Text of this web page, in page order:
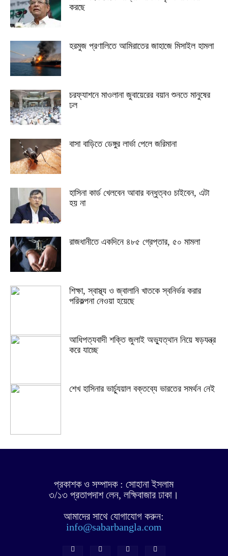
করছে
হরমুজ প্রণালিতে আমিরাতের জাহাজে মিসাইল হামলা
চরফ্যাশনে মাওলানা জুবায়েরের বয়ান শুনতে মানুষের
ঢল
বাসা বাড়িতে ডেঙ্গুর লার্ভা পেলে জরিমানা
হাসিনা কার্ড খেলবেন আবার বন্ধুত্বও চাইবেন, এটা
হয় না
রাজধানীতে একদিনে ৪৮৫ গ্রেপ্তার, ৫০ মামলা
শিক্ষা, স্বাস্থ্য ও জ্বালানি খাতকে স্বনির্ভর করার
পরিকল্পনা নেওয়া হয়েছে
আধিপত্যবাদী শক্তি জুলাই অভ্যুত্থান নিয়ে ষড়যন্ত্র
করে যাচ্ছে
শেখ হাসিনার ভার্চ্যুয়াল বক্তব্যে ভারতের সমর্থন নেই
প্রকাশক ও সম্পাদক : সোহানা ইসলাম
৩/১৩ প্রতাপদাশ লেন, লক্ষিবাজার ঢাকা।
আমাদের সাথে যোগাযোগ করুন:
info@sabarbangla.com